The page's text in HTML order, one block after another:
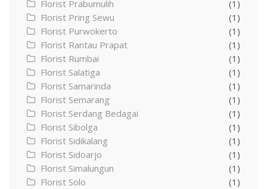
Florist Prabumulih
(1)
Florist Pring Sewu
(1)
Florist Purwokerto
(1)
Florist Rantau Prapat
(1)
Florist Rumbai
(1)
Florist Salatiga
(1)
Florist Samarinda
(1)
Florist Semarang
(1)
Florist Serdang Bedagai
(1)
Florist Sibolga
(1)
Florist Sidikalang
(1)
Florist Sidoarjo
(1)
Florist Simalungun
(1)
Florist Solo
(1)